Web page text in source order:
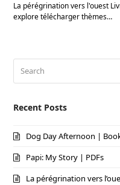
La pérégrination vers l'ouest
explore télécharger thèmes…
Recent Posts
Dog Day Afternoon |
Papi: My Story | PDFs
La pérégrination vers